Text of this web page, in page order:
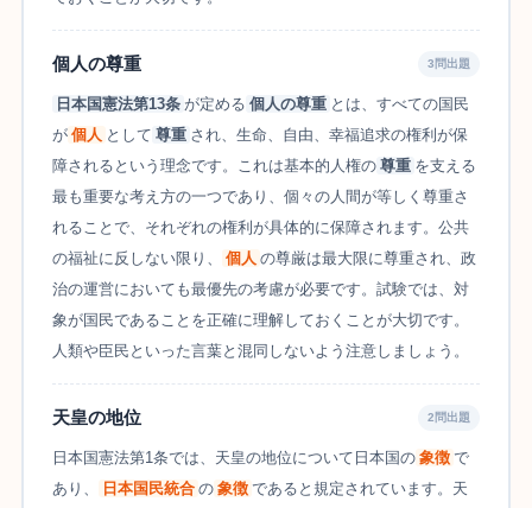
個人の尊重 3問出題
日本国憲法第13条 が定める 個人の尊重 とは、すべての国民
が 個人 として 尊重 され、生命、自由、幸福追求の権利が保
障されるという理念です。これは基本的人権の 尊重 を支える
最も重要な考え方の一つであり、個々の人間が等しく尊重さ
れることで、それぞれの権利が具体的に保障されます。公共
の福祉に反しない限り、
個人 の尊厳は最大限に尊重され、政
治の運営においても最優先の考慮が必要です。試験では、対
象が国民であることを正確に理解しておくことが大切です。
人類や臣民といった言葉と混同しないよう注意しましょう。
天皇の地位 2問出題
日本国憲法第1条では、天皇の地位について日本国の 象徴 で
あり、
日本国民統合 の 象徴 であると規定されています。天